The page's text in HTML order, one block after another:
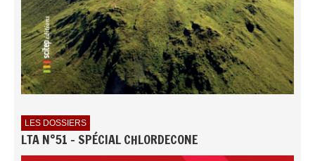
LES DOSSIERS
LTA N°51 - SPÉCIAL CHLORDECONE